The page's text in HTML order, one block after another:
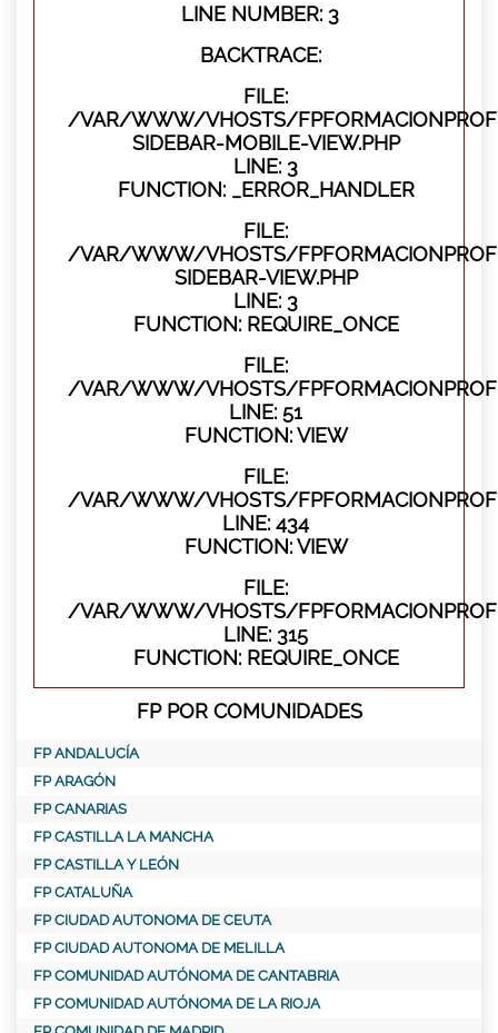
LINE NUMBER: 3
BACKTRACE:
FILE:
/VAR/WWW/VHOSTS/
SIDEBAR-MOBILE-VIEW.PHP
LINE: 3
FUNCTION: _ERROR_HANDLER
FILE:
/VAR/WWW/VHOSTS/
SIDEBAR-VIEW.PHP
LINE: 3
FUNCTION: REQUIRE_ONCE
FILE:
/VAR/WWW/VHOSTS/
LINE: 51
FUNCTION: VIEW
FILE:
/VAR/WWW/VHOSTS/
LINE: 434
FUNCTION: VIEW
FILE:
/VAR/WWW/VHOSTS/
LINE: 315
FUNCTION: REQUIRE_ONCE
FP POR COMUNIDADES
FP ANDALUCÍA
FP ARAGÓN
FP CANARIAS
FP CASTILLA LA MANCHA
FP CASTILLA Y LEÓN
FP CATALUÑA
FP CIUDAD AUTONOMA DE CEUTA
FP CIUDAD AUTONOMA DE MELILLA
FP COMUNIDAD AUTÓNOMA DE CANTABRIA
FP COMUNIDAD AUTÓNOMA DE LA RIOJA